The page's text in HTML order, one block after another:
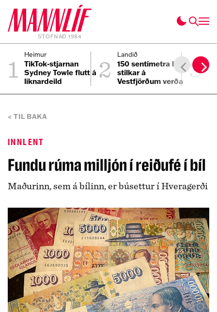
STOFNAÐ 1984
1 Heimur
TikTok-stjarnan
Sydney Towle flutt á
líknardeild
2 Landið
150 sentímetra háir
stilkar á
Vestfjörðum verða
3
TIL BAKA
INNLENT
Fundu rúma milljón í reiðufé í bíl
Maðurinn, sem á bílinn, er búsettur í Hveragerði